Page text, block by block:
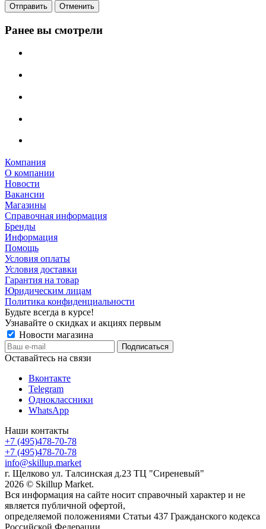
Отправить Отменить
Ранее вы смотрели
Компания
О компании
Новости
Вакансии
Магазины
Справочная информация
Бренды
Информация
Помощь
Условия оплаты
Условия доставки
Гарантия на товар
Юридическим лицам
Политика конфиденциальности
Будьте всегда в курсе!
Узнавайте о скидках и акциях первым
Новости магазина
Оставайтесь на связи
Вконтакте
Telegram
Одноклассники
WhatsApp
Наши контакты
+7 (495)478-70-78
+7 (495)478-70-78
info@skillup.market
г. Щелково ул. Талсинская д.23 ТЦ "Сиреневый"
2026 © Skillup Market.
Вся информация на сайте носит справочный характер и не
является публичной офертой,
определяемой положениями Статьи 437 Гражданского кодекса
Российской Федерации.